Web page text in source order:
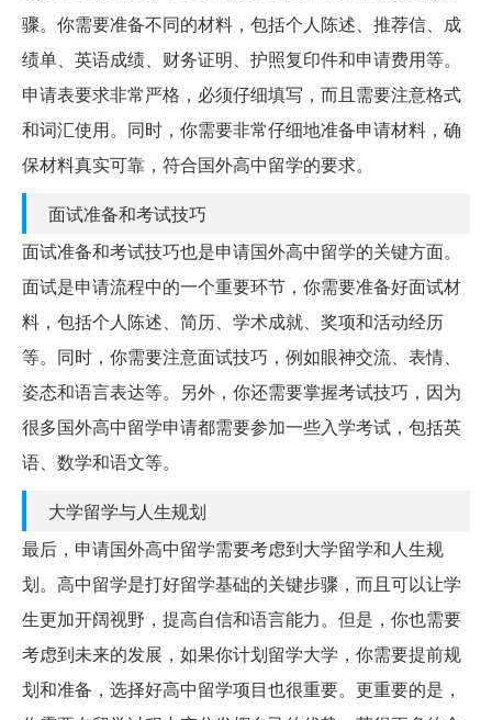
骤。你需要准备不同的材料，包括个人陈述、推荐信、成
绩单、英语成绩、财务证明、护照复印件和申请费用等。
申请表要求非常严格，必须仔细填写，而且需要注意格式
和词汇使用。同时，你需要非常仔细地准备申请材料，确
保材料真实可靠，符合国外高中留学的要求。
面试准备和考试技巧
面试准备和考试技巧也是申请国外高中留学的关键方面。
面试是申请流程中的一个重要环节，你需要准备好面试材
料，包括个人陈述、简历、学术成就、奖项和活动经历
等。同时，你需要注意面试技巧，例如眼神交流、表情、
姿态和语言表达等。另外，你还需要掌握考试技巧，因为
很多国外高中留学申请都需要参加一些入学考试，包括英
语、数学和语文等。
大学留学与人生规划
最后，申请国外高中留学需要考虑到大学留学和人生规
划。高中留学是打好留学基础的关键步骤，而且可以让学
生更加开阔视野，提高自信和语言能力。但是，你也需要
考虑到未来的发展，如果你计划留学大学，你需要提前规
划和准备，选择好高中留学项目也很重要。更重要的是，